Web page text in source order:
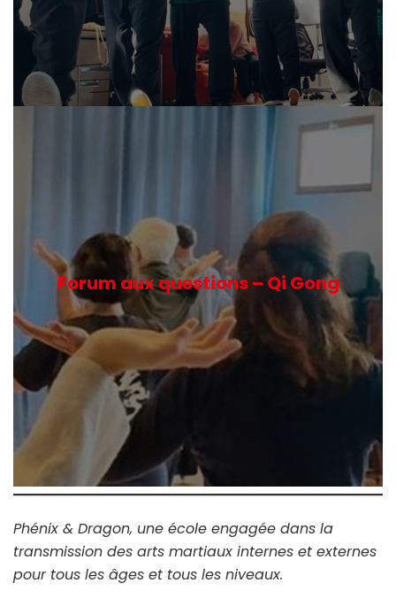
Forum aux questions – Qi Gong
Phénix & Dragon, une école engagée dans la
transmission des arts martiaux internes et externes
pour tous les âges et tous les niveaux.